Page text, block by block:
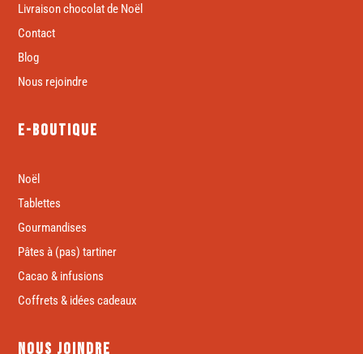
Livraison chocolat de Noël
Contact
Blog
Nous rejoindre
E-boutique
Noël
Tablettes
Gourmandises
Pâtes à (pas) tartiner
Cacao & infusions
Coffrets & idées cadeaux
Nous joindre